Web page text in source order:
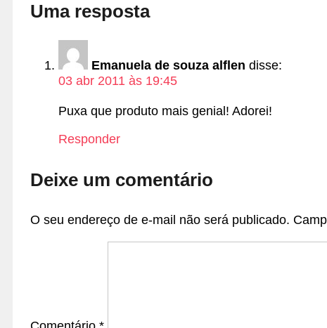
Uma resposta
Emanuela de souza alflen disse:
03 abr 2011 às 19:45
Puxa que produto mais genial! Adorei!
Responder
Deixe um comentário
O seu endereço de e-mail não será publicado.